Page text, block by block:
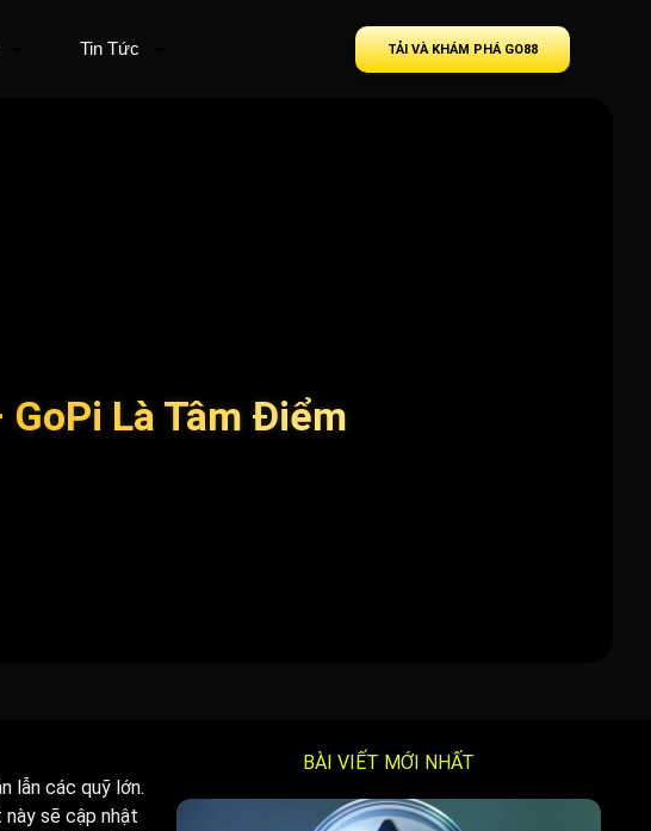
Tin Tức TẢI VÀ KHÁM PHÁ GO88
Là Tâm Điểm
lẫn các quỹ lớn.
này sẽ cập nhật
BÀI VIẾT MỚI NHẤT